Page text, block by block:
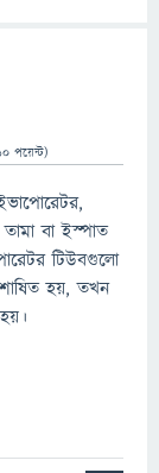
পয়েন্ট)
বা ইস্পাত
টিউবগুলো
হয়, তখন